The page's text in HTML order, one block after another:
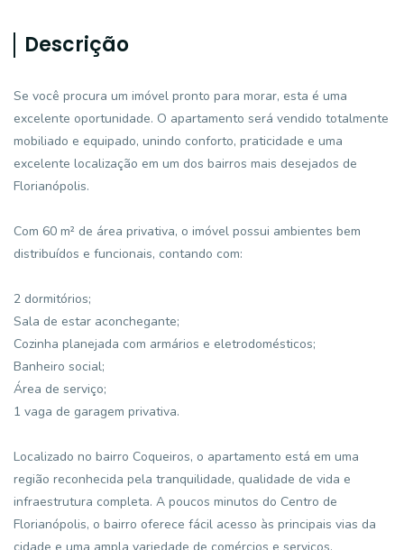
Descrição
Se você procura um imóvel pronto para morar, esta é uma
excelente oportunidade. O apartamento será vendido totalmente
mobiliado e equipado, unindo conforto, praticidade e uma
excelente localização em um dos bairros mais desejados de
Florianópolis.
Com 60 m² de área privativa, o imóvel possui ambientes bem
distribuídos e funcionais, contando com:
2 dormitórios;
Sala de estar aconchegante;
Cozinha planejada com armários e eletrodomésticos;
Banheiro social;
Área de serviço;
1 vaga de garagem privativa.
Localizado no bairro Coqueiros, o apartamento está em uma
região reconhecida pela tranquilidade, qualidade de vida e
infraestrutura completa. A poucos minutos do Centro de
Florianópolis, o bairro oferece fácil acesso às principais vias da